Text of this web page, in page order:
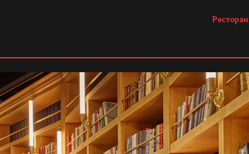
Ресторан